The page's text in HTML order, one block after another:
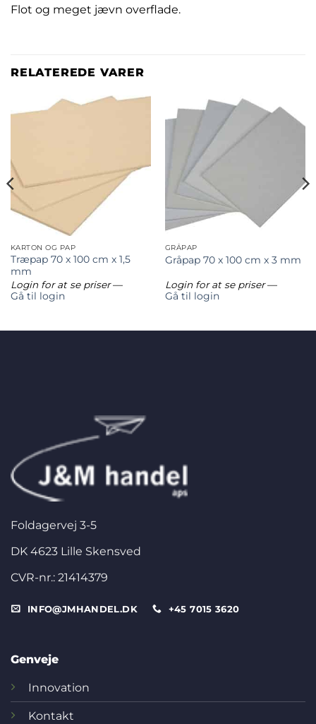
Flot og meget jævn overflade.
RELATEREDE VARER
KARTON OG PAP
Træpap 70 x 100 cm x 1,5
mm
Login for at se priser—
Gå til login
GRÅPAP
Gråpap 70 x 100 cm x 3 mm
Login for at se priser—
Gå til login
Foldagervej 3-5
DK 4623 Lille Skensved
CVR-nr.: 21414379
INFO@JMHANDEL.DK +45 7015 3620
Genveje
Innovation
Kontakt